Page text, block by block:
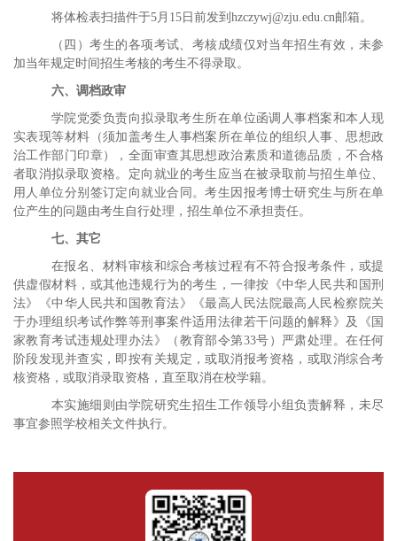
将体检表扫描件于5月 15 日前发到 hzczywj@zju.edu.cn邮箱。
（四）考生的各项考试、考核成绩仅对当年招生有效，未参
加当年规定时间招生考核的考生不得录取。
六、调档政审
学院党委负责向拟录取考生所在单位函调人事档案和本人现
实表现等材料（须加盖考生人事档案所在单位的组织人事、思想政
治工作部门印章），全面审查其思想政治素质和道德品质，不合格
者取消拟录取资格。定向就业的考生应当在被录取前与招生单位、
用人单位分别签订定向就业合同。考生因报考博士研究生与所在单
位产生的问题由考生自行处理，招生单位不承担责任。
七、其它
在报名、材料审核和综合考核过程有不符合报考条件，或提
供虚假材料，或其他违规行为的考生，一律按《中华人民共和国刑
法》《中华人民共和国教育法》《最高人民法院最高人民检察院关
于办理组织考试作弊等刑事案件适用法律若干问题的解释》及《国
家教育考试违规处理办法》（教育部令第33号）严肃处理。在任何
阶段发现并查实，即按有关规定，或取消报考资格，或取消综合考
核资格，或取消录取资格，直至取消在校学籍。
本实施细则由学院研究生招生工作领导小组负责解释，未尽
事宜参照学校相关文件执行。